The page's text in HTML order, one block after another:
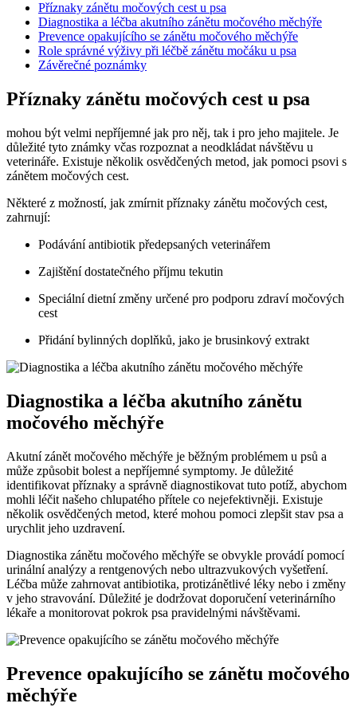
Příznaky zánětu močových cest u psa
Diagnostika a léčba akutního zánětu močového měchýře
Prevence opakujícího se zánětu močového měchýře
Role správné výživy při léčbě zánětu močáku u psa
Závěrečné poznámky
Příznaky zánětu močových cest u psa
mohou být velmi nepříjemné jak pro něj, tak i pro jeho majitele. Je
důležité tyto známky včas rozpoznat a neodkládat návštěvu u
veterináře. Existuje několik osvědčených metod, jak pomoci psovi s
zánětem močových cest.
Některé z možností, jak zmírnit příznaky zánětu močových cest,
zahrnují:
Podávání antibiotik předepsaných veterinářem
Zajištění dostatečného příjmu tekutin
Speciální dietní změny určené pro podporu zdraví močových
cest
Přidání bylinných doplňků, jako je brusinkový extrakt
Diagnostika a léčba akutního zánětu
močového měchýře
Akutní zánět močového měchýře je běžným problémem u psů a
může způsobit bolest a nepříjemné symptomy. Je důležité
identifikovat příznaky a správně diagnostikovat tuto potíž, abychom
mohli léčit našeho chlupatého přítele co nejefektivněji. Existuje
několik osvědčených metod, které mohou pomoci zlepšit stav psa a
urychlit jeho uzdravení.
Diagnostika zánětu močového měchýře se obvykle provádí pomocí
urinální analýzy a rentgenových nebo ultrazvukových vyšetření.
Léčba může zahrnovat antibiotika, protizánětlivé léky nebo i změny
v jeho stravování. Důležité je dodržovat doporučení veterinárního
lékaře a monitorovat pokrok psa pravidelnými návštěvami.
Prevence opakujícího se zánětu močového
měchýře